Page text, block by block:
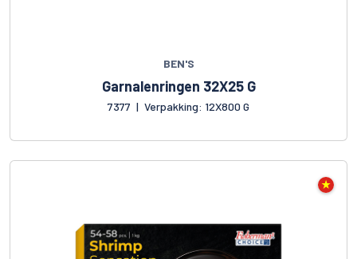
BEN'S
Garnalenringen 32X25 G
7377 | Verpakking: 12X800 G